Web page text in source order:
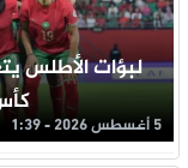
لبؤات الأطلس
5 أغسطس 2026 - 1:39